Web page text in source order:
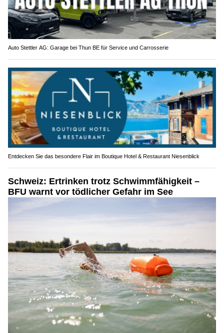
Auto Stettler AG: Garage bei Thun BE für Service und Carrosserie
Entdecken Sie das besondere Flair im Boutique Hotel & Restaurant Niesenblick
Schweiz: Ertrinken trotz Schwimmfähigkeit –
BFU warnt vor tödlicher Gefahr im See